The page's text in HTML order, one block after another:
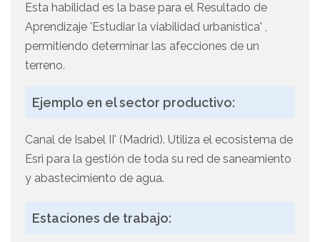
Esta habilidad es la base para el Resultado de
Aprendizaje 'Estudiar la viabilidad urbanística' ,
permitiendo determinar las afecciones de un
terreno.
Ejemplo en el sector productivo:
Canal de Isabel II' (Madrid). Utiliza el ecosistema de
Esri para la gestión de toda su red de saneamiento
y abastecimiento de agua.
Estaciones de trabajo: